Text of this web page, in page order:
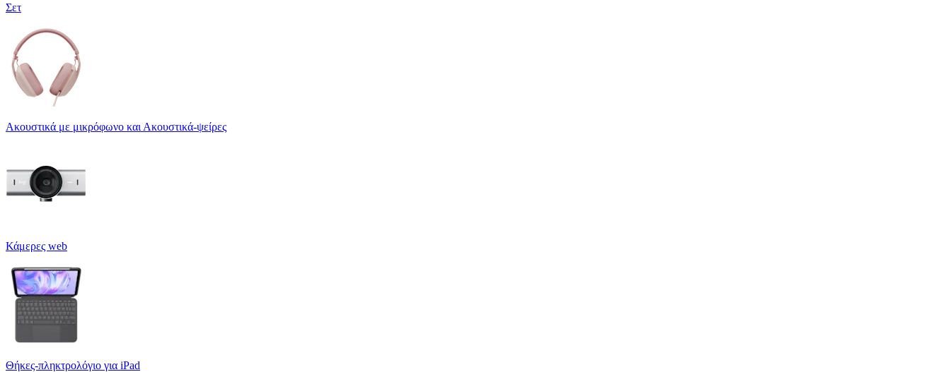
Σετ
Ακουστικά με μικρόφωνο και Ακουστικά-ψείρες
Κάμερες web
Θήκες-πληκτρολόγιο για iPad